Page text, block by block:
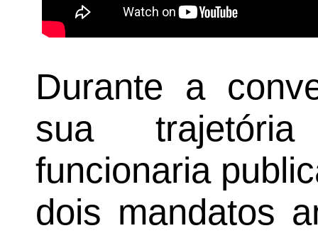
Durante a
sua
funcionaria
dois mandatos